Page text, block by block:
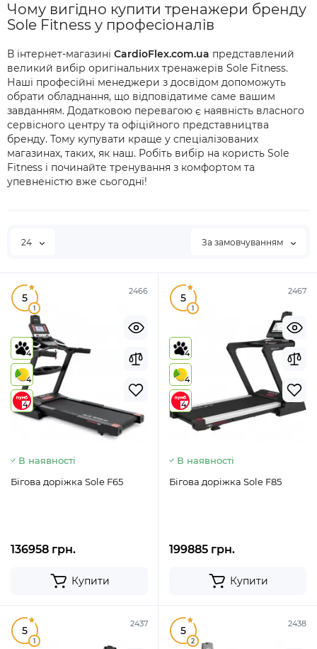
Чому вигідно купити тренажери бренду
Sole Fitness у професіоналів
В інтернет-магазині CardioFlex.com.ua представлений
великий вибір оригінальних тренажерів Sole Fitness.
Наші професійні менеджери з досвідом допоможуть
обрати обладнання, що відповідатиме саме вашим
завданням. Додатковою перевагою є наявність власного
сервісного центру та офіційного представництва
бренду. Тому купувати краще у спеціалізованих
магазинах, таких, як наш. Робіть вибір на користь Sole
Fitness і починайте тренування з комфортом та
упевненістю вже сьогодні!
24 За замовчуванням
2466
5
1
4
4
4
В наявності
Бігова доріжка Sole F65
136958 грн.
Купити
2467
5
1
4
4
4
В наявності
Бігова доріжка Sole F85
199885 грн.
Купити
2437
5
1
2438
5
2